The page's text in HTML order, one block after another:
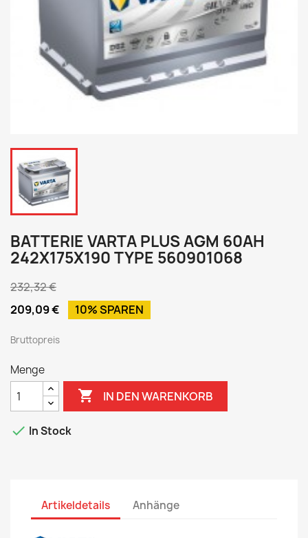
BATTERIE VARTA PLUS AGM 60AH
242X175X190 TYPE 560901068
232,32 €
209,09 €
10% SPAREN
Bruttopreis
Menge
 IN DEN WARENKORB
 In Stock
Artikeldetails Anhänge